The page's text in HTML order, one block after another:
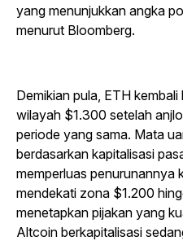
yang menunjukkan angka
menurut Bloomberg.
Demikian pula, ETH
wilayah $1.300 setelah
periode yang sama. Mata
berdasarkan kapitalisasi
memperluas penurunannya
mendekati zona $1.200
menetapkan pijakan yang
Altcoin berkapitalisasi